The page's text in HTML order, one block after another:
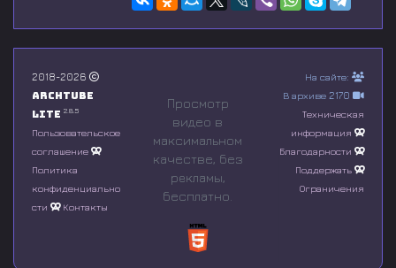
c
n
d
2018-2026
Archtube
Lite 2.8.5
Пользовательское
соглашение
Политика
конфиденциально
сти
Контакты
Просмотр
видео в
максимальном
качестве, без
рeкламы,
бесплатно.
На сайте:
В архиве 2170
Техническая
информация
Благодарности
Поддержать
Ограничения